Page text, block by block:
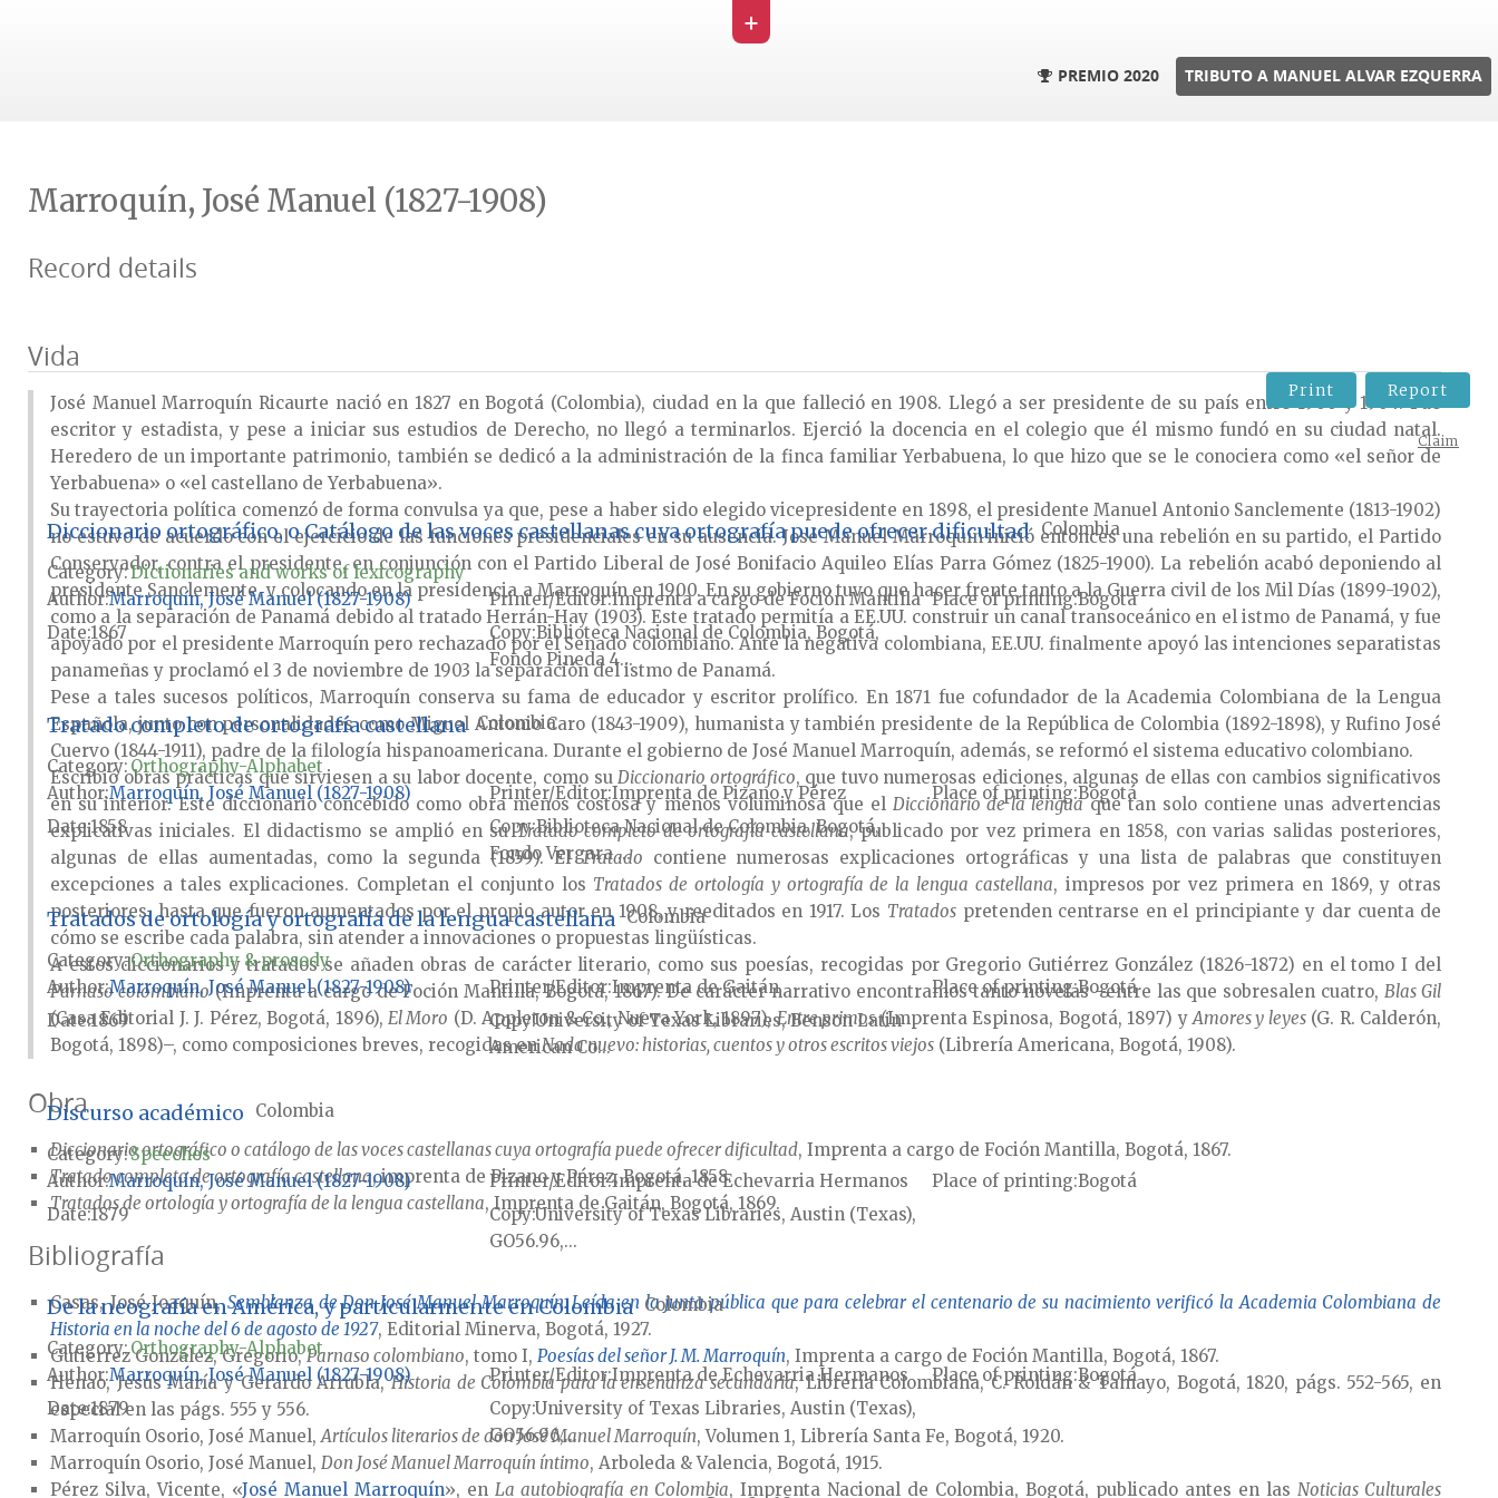
+
PREMIO 2020 TRIBUTO A MANUEL ALVAR EZQUERRA
Marroquín, José Manuel (1827-1908)
Record details
Vida
José Manuel Marroquín Ricaurte nació en 1827 en Bogotá (Colombia), ciudad en la que falleció en 1908. Llegó a ser presidente de su país entre 1900 y 1904. Fue
escritor y estadista, y pese a iniciar sus estudios de Derecho, no llegó a terminarlos. Ejerció la docencia en el colegio que él mismo fundó en su ciudad natal.
Heredero de un importante patrimonio, también se dedicó a la administración de la finca familiar Yerbabuena, lo que hizo que se le conociera como «el señor de
Yerbabuena» o «el castellano de Yerbabuena».
Su trayectoria política comenzó de forma convulsa ya que, pese a haber sido elegido vicepresidente en 1898, el presidente Manuel Antonio Sanclemente (1813-1902)
no estuvo de acuerdo con el ejercicio de las funciones presidenciales en su ausencia. José Manuel Marroquín inició entonces una rebelión en su partido, el Partido
Conservador, contra el presidente, en conjunción con el Partido Liberal de José Bonifacio Aquileo Elías Parra Gómez (1825-1900). La rebelión acabó deponiendo al
presidente Sanclemente, y colocando en la presidencia a Marroquín en 1900. En su gobierno tuvo que hacer frente tanto a la Guerra civil de los Mil Días (1899-1902),
como a la separación de Panamá debido al tratado Herrán-Hay (1903). Este tratado permitía a EE.UU. construir un canal transoceánico en el istmo de Panamá, y fue
apoyado por el presidente Marroquín pero rechazado por el Senado colombiano. Ante la negativa colombiana, EE.UU. finalmente apoyó las intenciones separatistas
panameñas y proclamó el 3 de noviembre de 1903 la separación del istmo de Panamá.
Pese a tales sucesos políticos, Marroquín conserva su fama de educador y escritor prolífico. En 1871 fue cofundador de la Academia Colombiana de la Lengua
Española, junto con personalidades como Miguel Antonio Caro (1843-1909), humanista y también presidente de la República de Colombia (1892-1898), y Rufino José
Cuervo (1844-1911), padre de la filología hispanoamericana. Durante el gobierno de José Manuel Marroquín, además, se reformó el sistema educativo colombiano.
Escribió obras prácticas que sirviesen a su labor docente, como suDiccionario ortográfico, que tuvo numerosas ediciones, algunas de ellas con cambios significativos
en su interior. Este diccionario concebido como obra menos costosa y menos voluminosa que el Diccionario de la lenguaque tan solo contiene unas advertencias
explicativas iniciales. El didactismo se amplió en suTratado completo de ortografía castellana, publicado por vez primera en 1858, con varias salidas posteriores,
algunas de ellas aumentadas, como la segunda (1859). ElTratado contiene numerosas explicaciones ortográficas y una lista de palabras que constituyen
excepciones a tales explicaciones. Completan el conjunto los Tratados de ortología y ortografía de la lengua castellana, impresos por vez primera en 1869, y otras
posteriores, hasta que fueron aumentados por el propio autor en 1908, y reeditados en 1917. Los Tratados pretenden centrarse en el principiante y dar cuenta de
cómo se escribe cada palabra, sin atender a innovaciones o propuestas lingüísticas.
A estos diccionarios y tratados se añaden obras de carácter literario, como sus poesías, recogidas por Gregorio Gutiérrez González (1826-1872) en el tomo I del
Parnaso colombiano(Imprenta a cargo de Foción Mantilla, Bogotá, 1867). De carácter narrativo encontramos tanto novelas –entre las que sobresalen cuatro,Blas Gil
(Casa Editorial J. J. Pérez, Bogotá, 1896),El Moro (D. Appleton & Co., Nueva York, 1897),Entre primos(Imprenta Espinosa, Bogotá, 1897) yAmores y leyes(G. R. Calderón,
Bogotá, 1898)–, como composiciones breves, recogidas enNada nuevo: historias, cuentos y otros escritos viejos (Librería Americana, Bogotá, 1908).
Obra
Diccionario ortográfico o catálogo de las voces castellanas cuya ortografía puede ofrecer dificultad, Imprenta a cargo de Foción Mantilla, Bogotá, 1867.
Tratado completo de ortografía castellana, imprenta de Pizano y Pérez, Bogotá, 1858.
Tratados de ortología y ortografía de la lengua castellana, Imprenta de Gaitán, Bogotá, 1869.
Bibliografía
Casas, José Joaquín,Semblanza de Don José Manuel Marroquín. Leída en la junta pública que para celebrar el centenario de su nacimiento verificó la Academia Colombiana de
Historia en la noche del 6 de agosto de 1927, Editorial Minerva, Bogotá, 1927.
Gutiérrez González, Gregorio,Parnaso colombiano, tomo I, Poesías del señor J. M. Marroquín, Imprenta a cargo de Foción Mantilla, Bogotá, 1867.
Henao, Jesús María y Gerardo Arrubla,Historia de Colombia para la enseñanza secundaria, Librería Colombiana, C. Roldán & Tamayo, Bogotá, 1820, págs. 552-565, en
especial en las págs. 555 y 556.
Marroquín Osorio, José Manuel,Artículos literarios de don José Manuel Marroquín, Volumen 1, Librería Santa Fe, Bogotá, 1920.
Marroquín Osorio, José Manuel, Don José Manuel Marroquín íntimo, Arboleda & Valencia, Bogotá, 1915.
Pérez Silva, Vicente, «José Manuel Marroquín», enLa autobiografía en Colombia, Imprenta Nacional de Colombia, Bogotá, publicado antes en lasNoticias Culturales
Print Report
Claim
Diccionario ortográfico, o Catálogo de las voces castellanas cuya ortografía puede ofrecer dificultad Colombia
Category:Dictionaries and works of lexicography
Author Marroquín, José Manuel (1827-1908) Printer/Editor Imprenta a cargo de Foción Mantilla Place of printing Bogotá
Date1867 Copy Biblioteca Nacional de Colombia, Bogotá,
Fondo Pineda 4...
Tratado completo de ortografía castellana Colombia
Category: Orthography-Alphabet
Author Marroquín, José Manuel (1827-1908) Printer/Editor Imprenta de Pizano y Pérez Place of printing Bogotá
Date1858 Copy Biblioteca Nacional de Colombia, Bogotá,
Fondo Vergara ...
Tratados de ortología y ortografía de la lengua castellana Colombia
Category:Orthography & prosody
Author Marroquín, José Manuel (1827-1908) Printer/Editor Imprenta de Gaitán Place of printing Bogotá
Date1869 CopyUniversity of Texas Libraries, Benson Latin
American Co...
Discurso académico Colombia
Category:Speeches
Author Marroquín, José Manuel (1827-1908) Printer/Editor Imprenta de Echevarria Hermanos Place of printing Bogotá
Date1879 CopyUniversity of Texas Libraries, Austin (Texas),
GO56.96,...
De la neografía en América, y particularmente en Colombia Colombia
Category:Orthography-Alphabet
Author Marroquín, José Manuel (1827-1908) Printer/Editor Imprenta de Echevarria Hermanos Place of printing Bogotá
Date1879 CopyUniversity of Texas Libraries, Austin (Texas),
GO56.96,...